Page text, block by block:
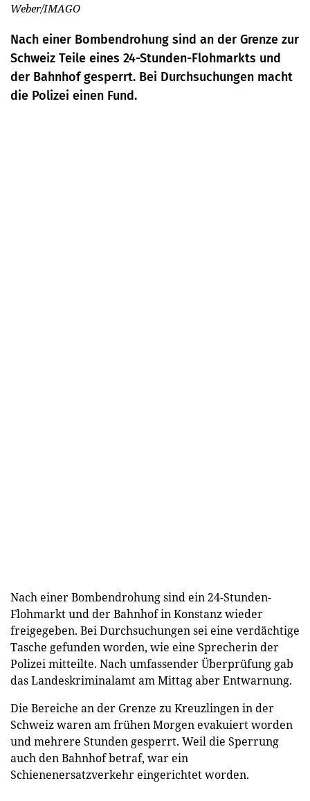
Weber/IMAGO
Nach einer Bombendrohung sind an der Grenze zur
Schweiz Teile eines 24-Stunden-Flohmarkts und
der Bahnhof gesperrt. Bei Durchsuchungen macht
die Polizei einen Fund.
Nach einer Bombendrohung sind ein 24-Stunden-
Flohmarkt und der Bahnhof in Konstanz wieder
freigegeben. Bei Durchsuchungen sei eine verdächtige
Tasche gefunden worden, wie eine Sprecherin der
Polizei mitteilte. Nach umfassender Überprüfung gab
das Landeskriminalamt am Mittag aber Entwarnung.
Die Bereiche an der Grenze zu Kreuzlingen in der
Schweiz waren am frühen Morgen evakuiert worden
und mehrere Stunden gesperrt. Weil die Sperrung
auch den Bahnhof betraf, war ein
Schienenersatzverkehr eingerichtet worden.